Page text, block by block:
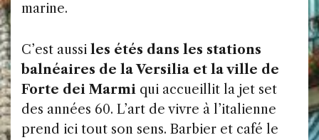
marine.
C’est aussi les étés dans les stations
balnéaires de la Versilia et la ville de
Forte dei Marmi qui accueillit la jet set
des années 60. L’art de vivre à l’italienne
prend ici tout son sens. Barbier et café le